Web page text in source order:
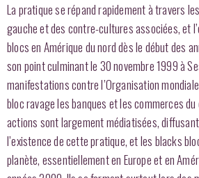
La pratique se répand rapidement à travers
gauche et des contre-cultures associées, et
blocs en Amérique du nord dès le début des
son point culminant le 30 novembre 1999 à
manifestations contre l’Organisation
bloc ravage les banques et les commerces
actions sont largement médiatisées, diffusant
l’existence de cette pratique, et les blacks
planète, essentiellement en Europe et en